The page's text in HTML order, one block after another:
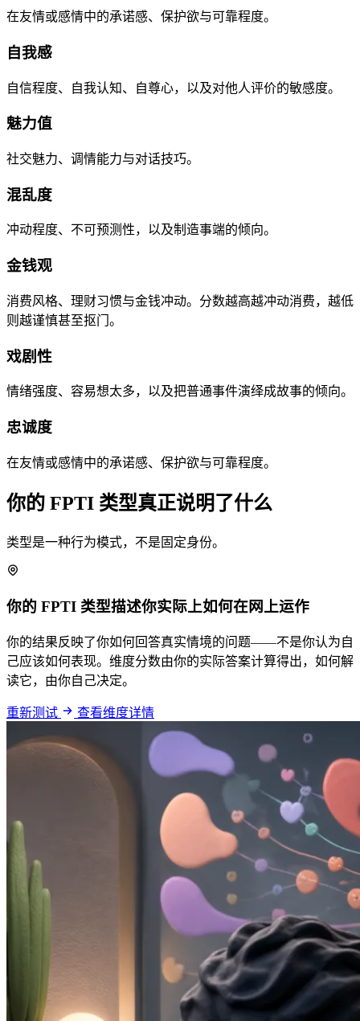
在友情或感情中的承诺感、保护欲与可靠程度。
自我感
自信程度、自我认知、自尊心，以及对他人评价的敏感度。
魅力值
社交魅力、调情能力与对话技巧。
混乱度
冲动程度、不可预测性，以及制造事端的倾向。
金钱观
消费风格、理财习惯与金钱冲动。分数越高越冲动消费，越低
则越谨慎甚至抠门。
戏剧性
情绪强度、容易想太多，以及把普通事件演绎成故事的倾向。
忠诚度
在友情或感情中的承诺感、保护欲与可靠程度。
你的 FPTI 类型真正说明了什么
类型是一种行为模式，不是固定身份。
你的 FPTI 类型描述你实际上如何在网上运作
你的结果反映了你如何回答真实情境的问题——不是你认为自
己应该如何表现。维度分数由你的实际答案计算得出，如何解
读它，由你自己决定。
重新测试 查看维度详情